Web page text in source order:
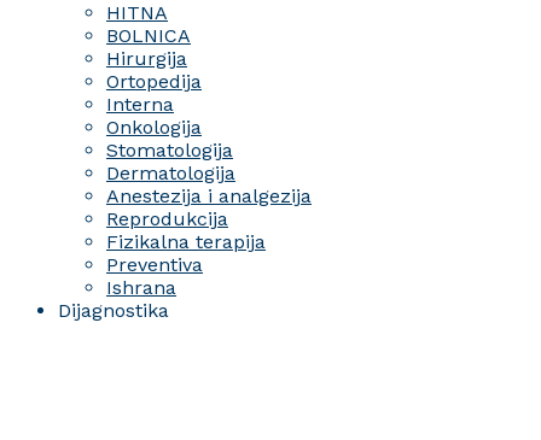
HITNA
BOLNICA
Hirurgija
Ortopedija
Interna
Onkologija
Stomatologija
Dermatologija
Anestezija i analgezija
Reprodukcija
Fizikalna terapija
Preventiva
Ishrana
Dijagnostika